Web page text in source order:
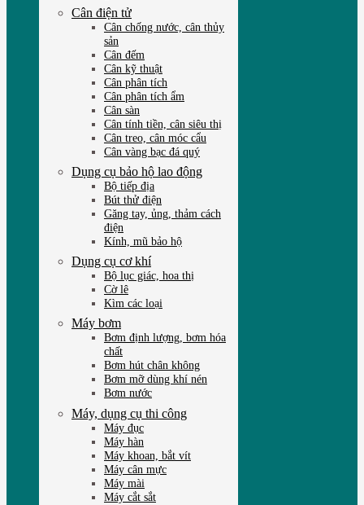
Cân điện tử
Cân chống nước, cân thủy
sản
Cân đếm
Cân kỹ thuật
Cân phân tích
Cân phân tích ẩm
Cân sàn
Cân tính tiền, cân siêu thị
Cân treo, cân móc cẩu
Cân vàng bạc đá quý
Dụng cụ bảo hộ lao động
Bộ tiếp địa
Bút thử điện
Găng tay, ủng, thảm cách
điện
Kính, mũ bảo hộ
Dụng cụ cơ khí
Bộ lục giác, hoa thị
Cờ lê
Kìm các loại
Máy bơm
Bơm định lượng, bơm hóa
chất
Bơm hút chân không
Bơm mỡ dùng khí nén
Bơm nước
Máy, dụng cụ thi công
Máy đục
Máy hàn
Máy khoan, bắt vít
Máy cân mực
Máy mài
Máy cắt sắt